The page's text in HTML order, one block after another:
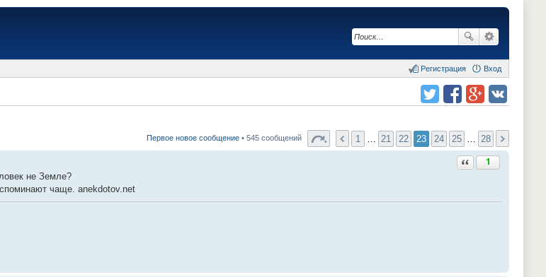
Вход
Регистрация
Первое новое сообщение • 545 сообщений 1 21 22 23 24 25 28
Ответить с цитатой
1
не Земле?
чаще. anekdotov.net